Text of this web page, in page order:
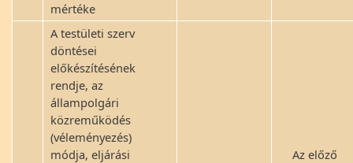
mértéke
A testületi szerv
döntései
előkészítésének
rendje, az
állampolgári
közreműködés
(véleményezés)
módja, eljárási
Az előző